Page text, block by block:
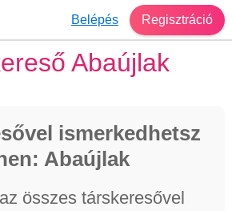
Belépés Regisztráció
Abaújlak
ismerkedhetsz
Abaújlak
összes társkeresővel